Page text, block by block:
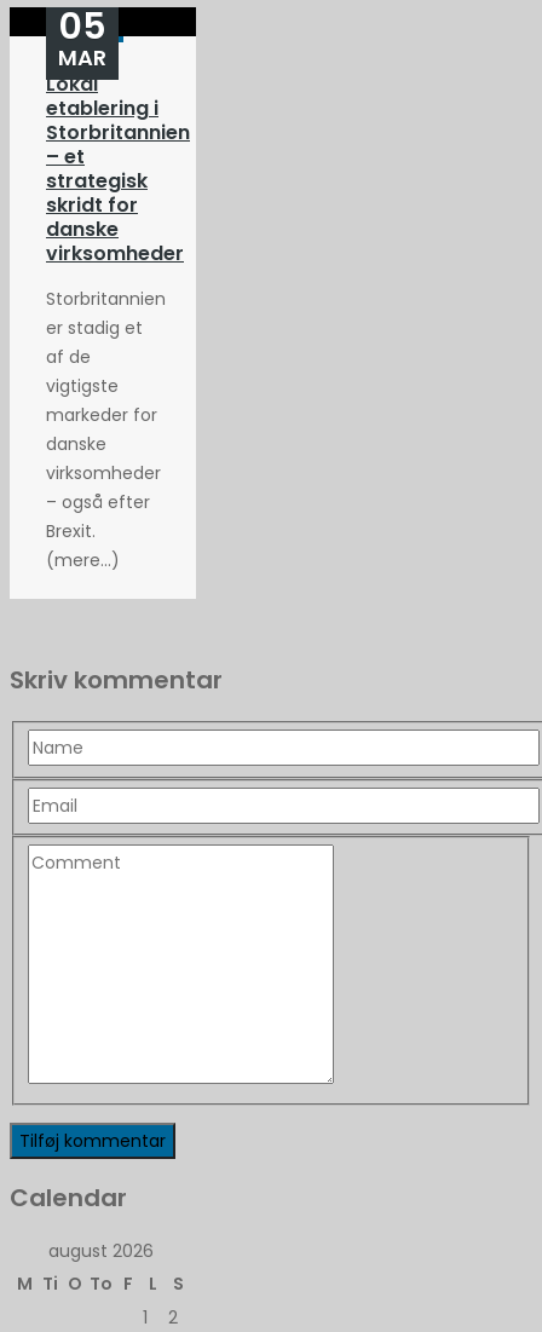
Lokal
etablering i
Storbritannien
– et
strategisk
skridt for
danske
virksomheder
05
MAR
Storbritannien
er stadig et
af de
vigtigste
markeder for
danske
virksomheder
– også efter
Brexit.
(mere…)
Skriv kommentar
Calendar
august 2026
M Ti O To F L
S
1
2